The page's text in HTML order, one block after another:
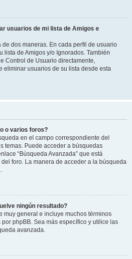
usuarios de mi lista de Amigos e
dos maneras. En cada perfil de usuario
lista de Amigos y/o Ignorados. También
Control de Usuario directamente,
eliminar usuarios de su lista desde esta
o varios foros?
en el campo correspondiente del
temas. Puede acceder a búsquedas
“Búsqueda Avanzada” que está
foro. La manera de acceder a la búsqueda
ningún resultado?
muy general e incluye muchos términos
phpBB. Sea más específico y utilice las
avanzada.